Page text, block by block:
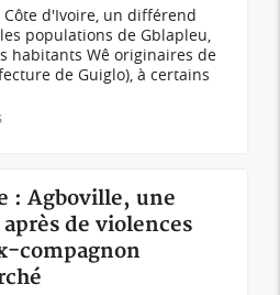
Côte d'Ivoire, un différend
populations de Gblapleu,
habitants Wê originaires de
de Guiglo), à certains
: Agboville, une
de violences
compagnon